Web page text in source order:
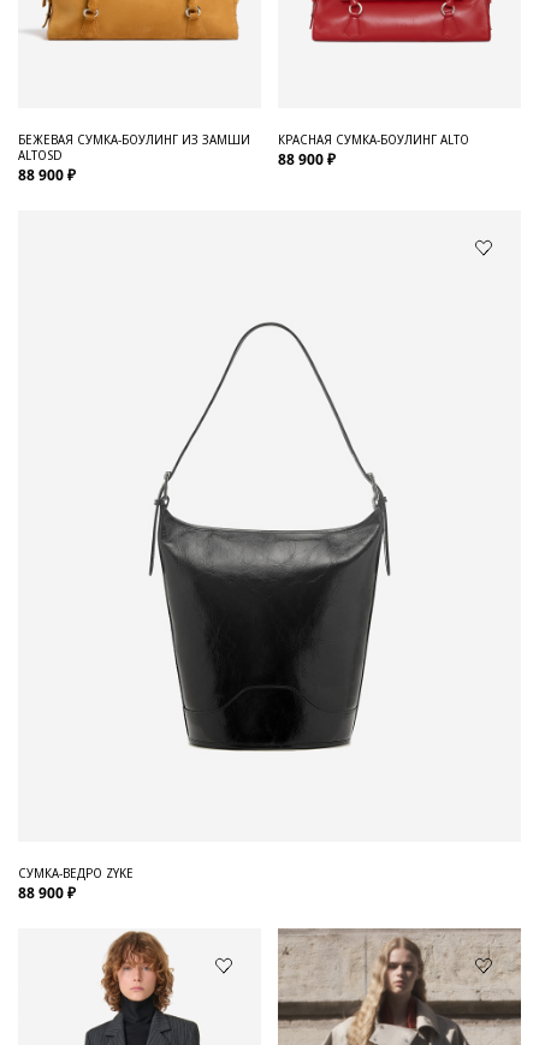
БЕЖЕВАЯ СУМКА-БОУЛИНГ ИЗ ЗАМШИ
ALTOSD
88 900 ₽
КРАСНАЯ СУМКА-БОУЛИНГ ALTO
88 900 ₽
СУМКА-ВЕДРО ZYKE
88 900 ₽